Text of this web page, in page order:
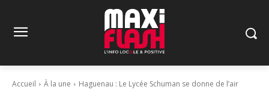
Accueil À la une Haguenau : Le Lycée Schuman se donne de l’air